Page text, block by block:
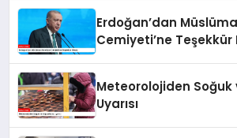
Erdoğan’dan
Cemiyeti’ne Teşekkür
Meteorolojiden Soğuk
Uyarısı